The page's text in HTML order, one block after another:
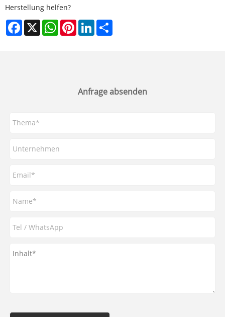
Herstellung helfen?
Facebook
X WhatsAppPinterestLinkedIn
Anfrage absenden